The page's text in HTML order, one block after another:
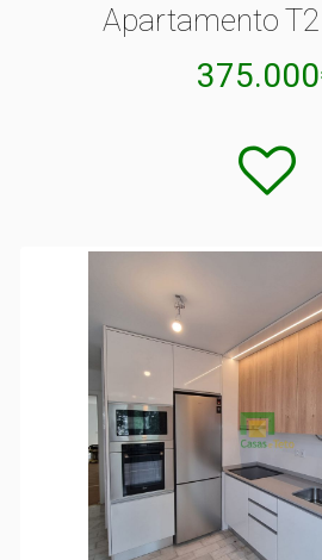
Apartamento